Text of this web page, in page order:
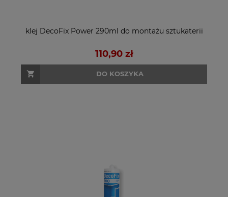
klej DecoFix Power 290ml do montażu sztukaterii
110,90 zł
DO KOSZYKA